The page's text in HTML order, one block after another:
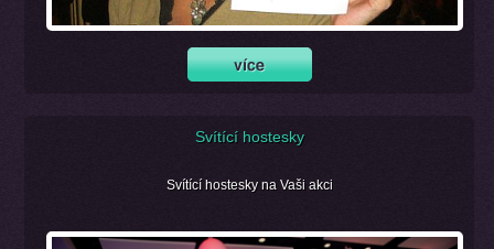
Svítící hostesky
Svítící hostesky na Vaši akci